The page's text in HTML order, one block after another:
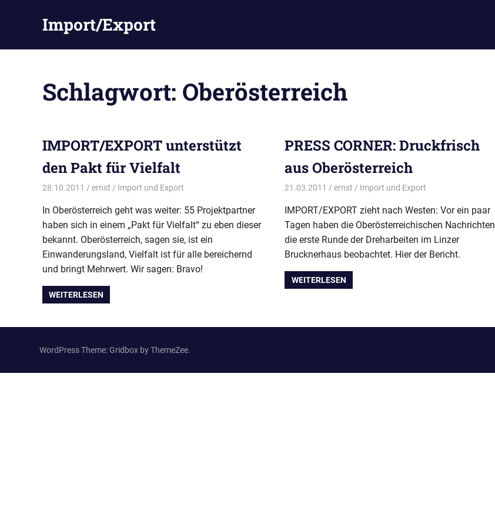
Import/Export
Schlagwort: Oberösterreich
IMPORT/EXPORT unterstützt
den Pakt für Vielfalt
28.10.2011 ernst Import und Export
In Oberösterreich geht was weiter: 55 Projektpartner
haben sich in einem „Pakt für Vielfalt“ zu eben dieser
bekannt. Oberösterreich, sagen sie, ist ein
Einwanderungsland, Vielfalt ist für alle bereichernd
und bringt Mehrwert. Wir sagen: Bravo!
WEITERLESEN
PRESS CORNER: Druckfrisch
aus Oberösterreich
21.03.2011 ernst Import und Export
IMPORT/EXPORT zieht nach Westen: Vor ein paar
Tagen haben die Oberösterreichischen Nachrichten
die erste Runde der Dreharbeiten im Linzer
Brucknerhaus beobachtet. Hier der Bericht.
WEITERLESEN
WordPress Theme: Gridbox by ThemeZee.